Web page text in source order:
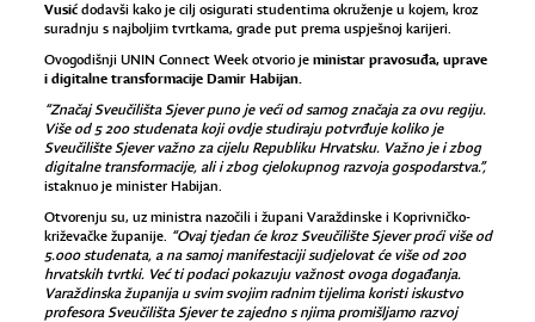
Vusić dodavši kako je cilj osigurati studentima okruženje u kojem, kroz
suradnju s najboljim tvrtkama, grade put prema uspješnoj karijeri.
Ovogodišnji UNIN Connect Week otvorio je ministar pravosuđa, uprave
i digitalne transformacije Damir Habijan.
“Značaj Sveučilišta Sjever puno je veći od samog značaja za ovu regiju.
Više od 5 200 studenata koji ovdje studiraju potvrđuje koliko je
Sveučilište Sjever važno za cijelu Republiku Hrvatsku. Važno je i zbog
digitalne transformacije, ali i zbog cjelokupnog razvoja gospodarstva.”,
istaknuo je minister Habijan.
Otvorenju su, uz ministra nazočili i župani Varaždinske i Koprivničko-
križevačke županije. “Ovaj tjedan će kroz Sveučilište Sjever proći više od
5.000 studenata, a na samoj manifestaciji sudjelovat će više od 200
hrvatskih tvrtki. Već ti podaci pokazuju važnost ovoga događanja.
Varaždinska županija u svim svojim radnim tijelima koristi iskustvo
profesora Sveučilišta Sjever te zajedno s njima promišljamo razvoj